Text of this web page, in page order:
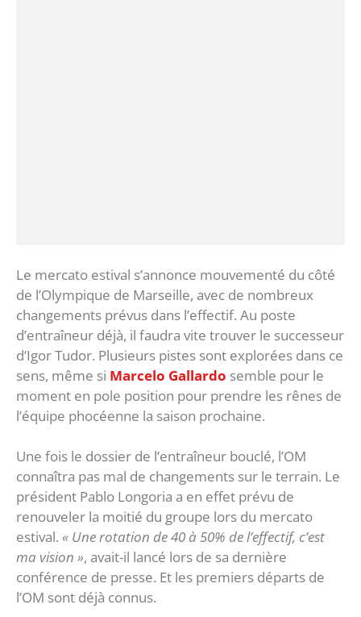
Le mercato estival s’annonce mouvementé du côté
de l’Olympique de Marseille, avec de nombreux
changements prévus dans l’effectif. Au poste
d’entraîneur déjà, il faudra vite trouver le successeur
d’Igor Tudor. Plusieurs pistes sont explorées dans ce
sens, même si Marcelo Gallardo semble pour le
moment en pole position pour prendre les rênes de
l’équipe phocéenne la saison prochaine.
Une fois le dossier de l’entraîneur bouclé, l’OM
connaîtra pas mal de changements sur le terrain. Le
président Pablo Longoria a en effet prévu de
renouveler la moitié du groupe lors du mercato
estival. « Une rotation de 40 à 50% de l’effectif, c’est
ma vision », avait-il lancé lors de sa dernière
conférence de presse. Et les premiers départs de
l’OM sont déjà connus.